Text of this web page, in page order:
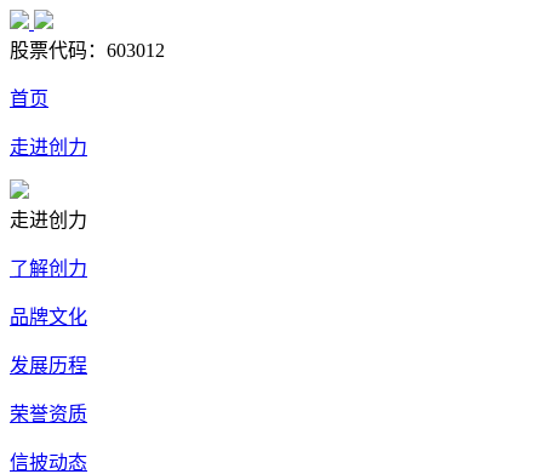
股票代码： 603012
首页
走进创力
走进创力
了解创力
品牌文化
发展历程
荣誉资质
信披动态